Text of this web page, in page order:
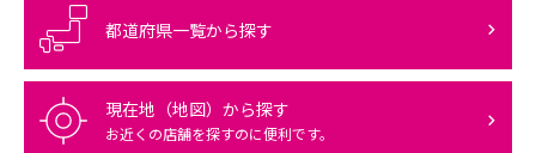
都道府県一覧から探す
現在地（地図）から探す
お近くの店舗を探すのに便利です。